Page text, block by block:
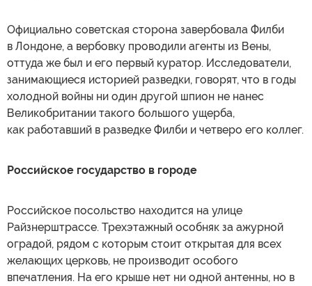
Официально советская сторона завербовала Филби
в Лондоне, а вербовку проводили агенты из Вены,
оттуда же был и его первый куратор. Исследователи,
занимающиеся историей разведки, говорят, что в годы
холодной войны ни один другой шпион не нанес
Великобритании такого большого ущерба,
как работавший в разведке Филби и четверо его коллег.
Российское государство в городе
Российское посольство находится на улице
Райзнерштрассе. Трехэтажный особняк за ажурной
оградой, рядом с которым стоит открытая для всех
желающих церковь, не производит особого
впечатления. На его крыше нет ни одной антенны, но в